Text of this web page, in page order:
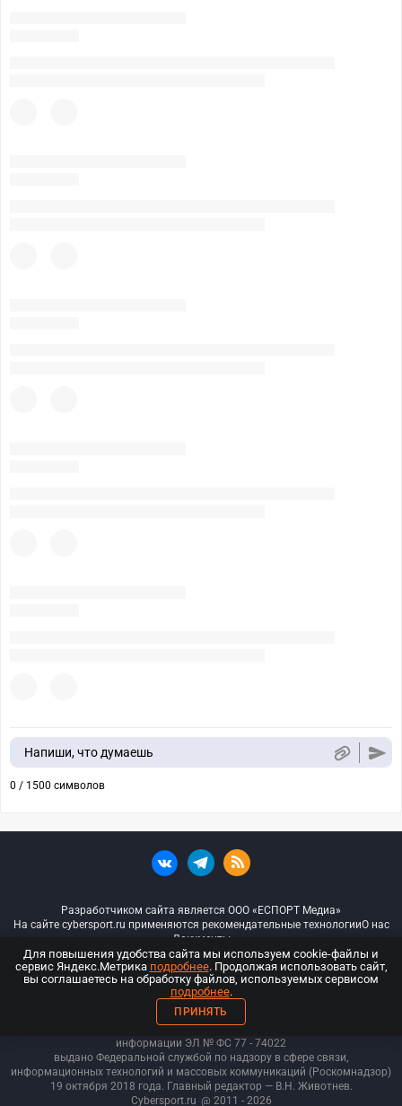
Напиши, что думаешь
0 / 1500 символов
Разработчиком сайта является ООО «ЕСПОРТ Медиа»
На сайте cybersport.ru применяются рекомендательные технологииО нас
Документы
© ООО «Киберспорт.ру» — Все права защищены
18+
ООО «Киберспорт.ру». Свидетельство о регистрации средств массовой
информации ЭЛ № ФС 77 - 74022
выдано Федеральной службой по надзору в сфере связи,
информационных технологий и массовых коммуникаций (Роскомнадзор)
19 октября 2018 года. Главный редактор — В.Н. Животнев.
Cybersport.ru @ 2011 - 2026
Для повышения удобства сайта мы используем cookie-файлы и
сервис Яндекс.Метрика подробнее. Продолжая использовать сайт,
вы соглашаетесь на обработку файлов, используемых сервисом
подробнее.
ПРИНЯТЬ